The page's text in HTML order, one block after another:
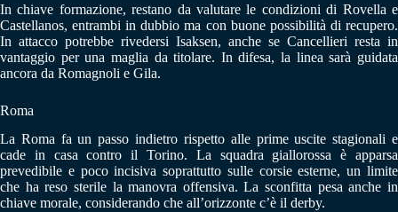
In chiave formazione, restano da valutare le condizioni di Rovella e
Castellanos, entrambi in dubbio ma con buone possibilità di recupero.
In attacco potrebbe rivedersi Isaksen, anche se Cancellieri resta in
vantaggio per una maglia da titolare. In difesa, la linea sarà guidata
ancora da Romagnoli e Gila.
Roma
La Roma fa un passo indietro rispetto alle prime uscite stagionali e
cade in casa contro il Torino. La squadra giallorossa è apparsa
prevedibile e poco incisiva soprattutto sulle corsie esterne, un limite
che ha reso sterile la manovra offensiva. La sconfitta pesa anche in
chiave morale, considerando che all’orizzonte c’è il derby.